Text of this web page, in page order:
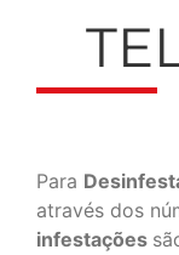
Para
através dos
infestações